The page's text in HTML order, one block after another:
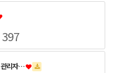
관리자…